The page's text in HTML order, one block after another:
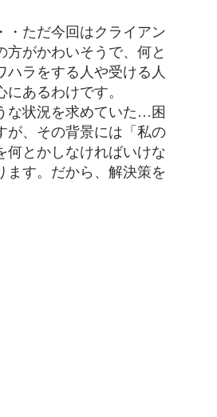
ただ今回はクライアン
方がかわいそうで、何と
ハラをする人や受ける人
あるわけです。
な状況を求めていた…困
が、その背景には「私の
何とかしなければいけな
ます。だから、解決策を